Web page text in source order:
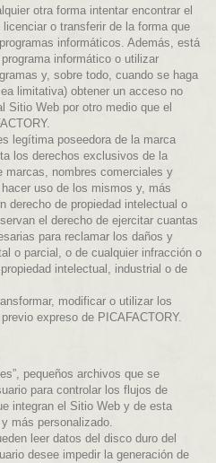
otra forma intentar encontrar el
o transferir de la forma que
informáticos. Además, está
informático o utilizar
y, sobre todo, cuando se haga
limitativa) obtener un acceso no
Sitio Web por otro medio que el
legítima poseedora de la marca
los derechos exclusivos de la
marcas, nombres comerciales y
uso de los mismos y, más
derecho de propiedad intelectual o
el derecho de ejercitar cuantas
para reclamar los daños y
o parcial, o de cualquier infracción o
intelectual, industrial o de
modificar o utilizar los
expreso de PICAFACTORY.
pequeños archivos que se
para controlar los flujos de
integran el Sitio Web y de esta
más personalizado.
leer datos del disco duro del
desee impedir la generación de